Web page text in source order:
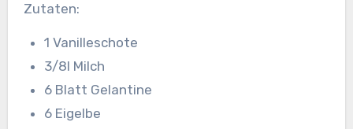
Zutaten:
1 Vanilleschote
3/8l Milch
6 Blatt Gelantine
6 Eigelbe